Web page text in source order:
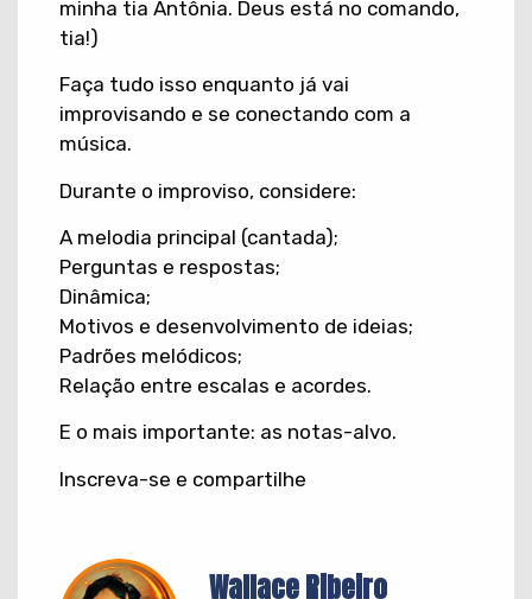
minha tia Antônia. Deus está no comando,
tia!)
Faça tudo isso enquanto já vai
improvisando e se conectando com a
música.
Durante o improviso, considere:
A melodia principal (cantada);
Perguntas e respostas;
Dinâmica;
Motivos e desenvolvimento de ideias;
Padrões melódicos;
Relação entre escalas e acordes.
E o mais importante: as notas-alvo.
Inscreva-se e compartilhe
Wallace Ribeiro